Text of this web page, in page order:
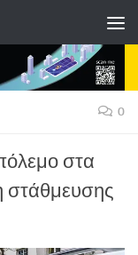
0
στα
στάθμευσης